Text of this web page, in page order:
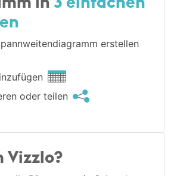
erstellen
oder teilen
Vizzlo?